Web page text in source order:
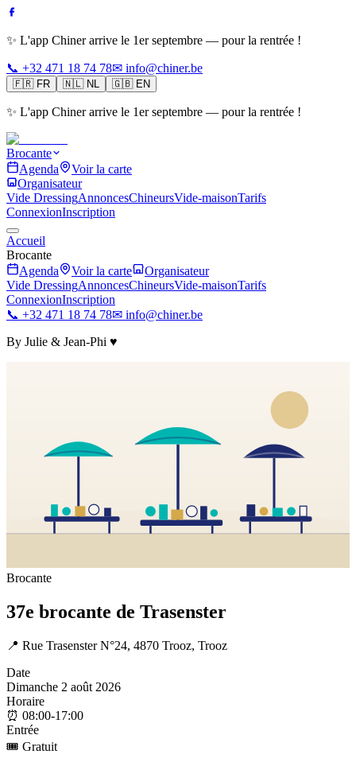
✨ L'app Chiner arrive le 1er septembre — pour la rentrée !
📞 +32 471 18 74 78✉ info@chiner.be
🇫🇷 FR 🇳🇱 NL 🇬🇧 EN
✨ L'app Chiner arrive le 1er septembre — pour la rentrée !
Brocante
Agenda
Voir la carte
Organisateur
Vide DressingAnnoncesChineursVide-maisonTarifs
ConnexionInscription
Accueil
Brocante
Agenda
Voir la carte
Organisateur
Vide DressingAnnoncesChineursVide-maisonTarifs
ConnexionInscription
📞 +32 471 18 74 78✉ info@chiner.be
By Julie & Jean-Phi ♥
Brocante
37e brocante de Trasenster
📍 Rue Trasenster N°24, 4870 Trooz, Trooz
Date
Dimanche 2 août 2026
Horaire
⏰ 08:00-17:00
Entrée
🎟️ Gratuit